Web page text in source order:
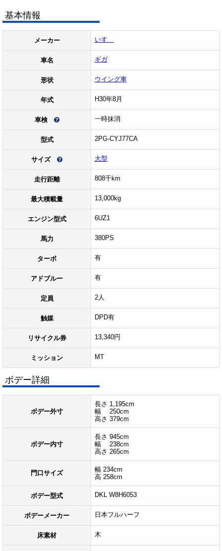
基本情報
メーカー いすゞ
車名 ギガ
形状 ウイング車
年式 H30年8月
車検 一時抹消
型式 2PG-CYJ77CA
サイズ 大型
走行距離 808千km
最大積載量 13,000kg
エンジン型式 6UZ1
馬力 380PS
ターボ 有
アドブルー 有
定員 2人
触媒 DPD有
リサイクル券 13,340円
ミッション MT
ボデー詳細
ボデー外寸
長さ 1,195cm
幅 250cm
高さ 379cm
ボデー内寸
長さ 945cm
幅 238cm
高さ 265cm
門口サイズ
幅 234cm
高 258cm
ボデー型式 DKL W8H6053
ボデーメーカー 日本フルハーフ
床素材 木